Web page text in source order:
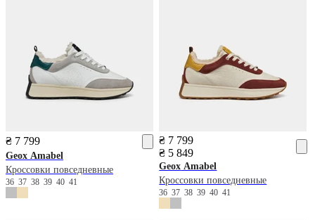
₴ 7 799
Geox Amabel
Кроссовки повседневные
36 37 38 39 40 41
₴ 7 799
₴ 5 849
Geox Amabel
Кроссовки повседневные
363738394041